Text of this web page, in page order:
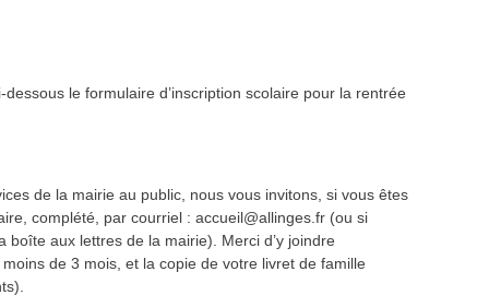
le formulaire d’inscription scolaire pour la rentrée
de la mairie au public, nous vous invitons, si vous êtes
complété, par courriel : accueil@allinges.fr (ou si
boîte aux lettres de la mairie). Merci d’y joindre
de 3 mois, et la copie de votre livret de famille